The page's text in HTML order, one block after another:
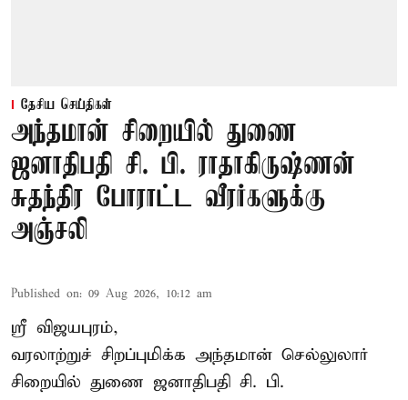
தேசிய செய்திகள்
அந்தமான் சிறையில் துணை
ஜனாதிபதி சி. பி. ராதாகிருஷ்ணன்
சுதந்திர போராட்ட வீரர்களுக்கு
அஞ்சலி
Published on: 09 Aug 2026, 10:12 am
ஸ்ரீ விஜயபுரம்,
வரலாற்றுச் சிறப்புமிக்க அந்தமான் செல்லுலார்
சிறையில் துணை ஜனாதிபதி சி. பி.